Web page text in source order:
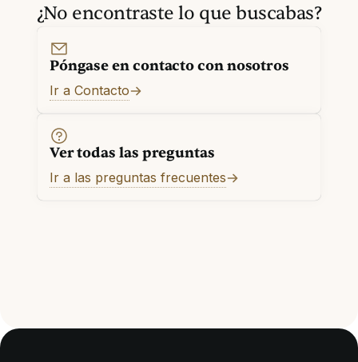
¿No encontraste lo que buscabas?
Póngase en contacto con nosotros
Ir a Contacto
Ver todas las preguntas
Ir a las preguntas frecuentes